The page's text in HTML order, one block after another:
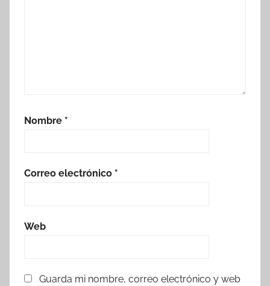
Nombre *
Correo electrónico *
Web
Guarda mi nombre, correo electrónico y web